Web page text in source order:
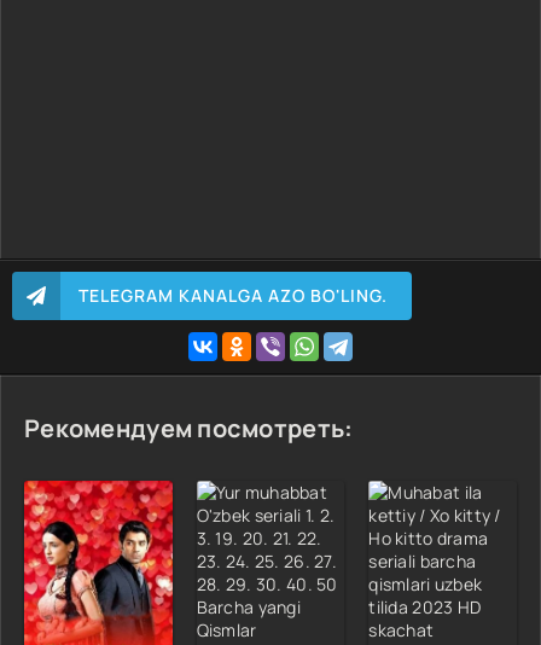
TELEGRAM KANALGA AZO BO'LING.
Рекомендуем посмотреть: